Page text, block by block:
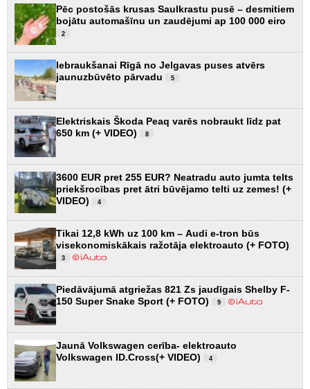
Pēc postošās krusas Saulkrastu pusē – desmitiem
bojātu automašīnu un zaudējumi ap 100 000 eiro
2
Iebraukšanai Rīgā no Jelgavas puses atvērs
jaunuzbūvēto pārvadu
5
Elektriskais Škoda Peaq varēs nobraukt līdz pat
650 km (+ VIDEO)
8
3600 EUR pret 255 EUR? Neatradu auto jumta telts
priekšrocības pret ātri būvējamo telti uz zemes! (+
VIDEO)
4
Tikai 12,8 kWh uz 100 km – Audi e-tron būs
visekonomiskākais ražotāja elektroauto (+ FOTO)
3
Piedāvājumā atgriežas 821 Zs jaudīgais Shelby F-
150 Super Snake Sport (+ FOTO)
9
Jaunā Volkswagen cerība- elektroauto
Volkswagen ID.Cross(+ VIDEO)
4